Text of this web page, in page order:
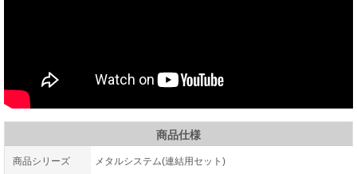
商品仕様
商品シリーズ メタルシステム(連結用セット)